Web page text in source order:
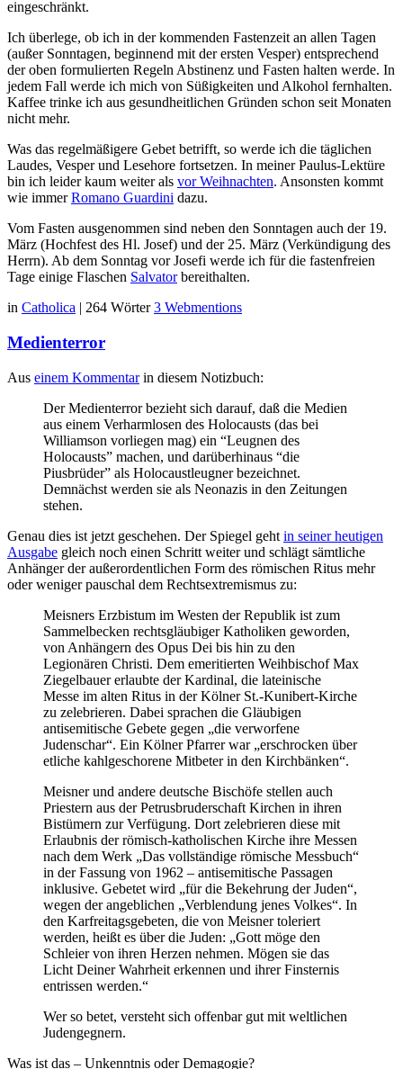
eingeschränkt.
Ich überlege, ob ich in der kommenden Fastenzeit an allen Tagen
(außer Sonntagen, beginnend mit der ersten Vesper) entsprechend
der oben formulierten Regeln Abstinenz und Fasten halten werde. In
jedem Fall werde ich mich von Süßigkeiten und Alkohol fernhalten.
Kaffee trinke ich aus gesundheitlichen Gründen schon seit Monaten
nicht mehr.
Was das regelmäßigere Gebet betrifft, so werde ich die täglichen
Laudes, Vesper und Lesehore fortsetzen. In meiner Paulus-Lektüre
bin ich leider kaum weiter als vor Weihnachten. Ansonsten kommt
wie immerRomano Guardini dazu.
Vom Fasten ausgenommen sind neben den Sonntagen auch der 19.
März (Hochfest des Hl. Josef) und der 25. März (Verkündigung des
Herrn). Ab dem Sonntag vor Josefi werde ich für die fastenfreien
Tage einige Flaschen Salvatorbereithalten.
in Catholica 264 Wörter 3 Webmentions
Medienterror
Aus einem Kommentarin diesem Notizbuch:
Der Medienterror bezieht sich darauf, daß die Medien
aus einem Verharmlosen des Holocausts (das bei
Williamson vorliegen mag) ein “Leugnen des
Holocausts” machen, und darüberhinaus “die
Piusbrüder” als Holocaustleugner bezeichnet.
Demnächst werden sie als Neonazis in den Zeitungen
stehen.
Genau dies ist jetzt geschehen. Der Spiegel geht in seiner heutigen
Ausgabe gleich noch einen Schritt weiter und schlägt sämtliche
Anhänger der außerordentlichen Form des römischen Ritus mehr
oder weniger pauschal dem Rechtsextremismus zu:
Meisners Erzbistum im Westen der Republik ist zum
Sammelbecken rechtsgläubiger Katholiken geworden,
von Anhängern des Opus Dei bis hin zu den
Legionären Christi. Dem emeritierten Weihbischof Max
Ziegelbauer erlaubte der Kardinal, die lateinische
Messe im alten Ritus in der Kölner St.-Kunibert-Kirche
zu zelebrieren. Dabei sprachen die Gläubigen
antisemitische Gebete gegen „die verworfene
Judenschar“. Ein Kölner Pfarrer war „erschrocken über
etliche kahlgeschorene Mitbeter in den Kirchbänken“.
Meisner und andere deutsche Bischöfe stellen auch
Priestern aus der Petrusbruderschaft Kirchen in ihren
Bistümern zur Verfügung. Dort zelebrieren diese mit
Erlaubnis der römisch-katholischen Kirche ihre Messen
nach dem Werk „Das vollständige römische Messbuch“
in der Fassung von 1962 – antisemitische Passagen
inklusive. Gebetet wird „für die Bekehrung der Juden“,
wegen der angeblichen „Verblendung jenes Volkes“. In
den Karfreitagsgebeten, die von Meisner toleriert
werden, heißt es über die Juden: „Gott möge den
Schleier von ihren Herzen nehmen. Mögen sie das
Licht Deiner Wahrheit erkennen und ihrer Finsternis
entrissen werden.“
Wer so betet, versteht sich offenbar gut mit weltlichen
Judengegnern.
Was ist das – Unkenntnis oder Demagogie?